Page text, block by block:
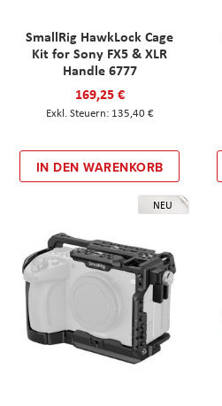
SmallRig HawkLock Cage
Kit for Sony FX5 & XLR
Handle 6777
169,25 €
135,40 €
IN DEN WARENKORB
NEU